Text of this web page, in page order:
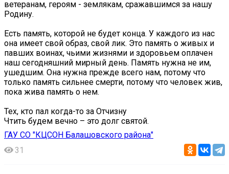
ветеранам, героям - землякам, сражавшимся за нашу
Родину.
Есть память, которой не будет конца. У каждого из нас
она имеет свой образ, свой лик. Это память о живых и
павших воинах, чьими жизнями и здоровьем оплачен
наш сегодняшний мирный день. Память нужна не им,
ушедшим. Она нужна прежде всего нам, потому что
только память сильнее смерти, потому что человек жив,
пока жива память о нем.
Тех, кто пал когда-то за Отчизну
Чтить будем вечно – это долг святой.
ГАУ СО "КЦСОН Балашовского района"
31